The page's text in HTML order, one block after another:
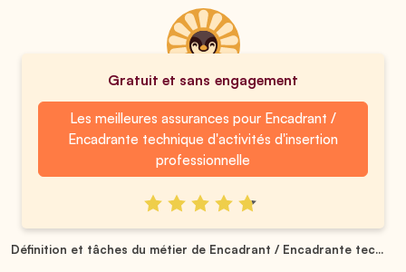
Gratuit et sans engagement
Les meilleures assurances pour Encadrant /
Encadrante technique d'activités d'insertion
professionnelle
Définition et tâches du métier de Encadrant / Encadrante tec...